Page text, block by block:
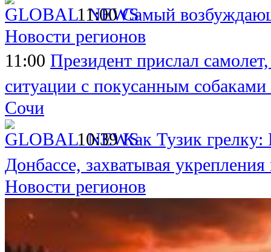
11:00 Самый
Новости регионов
11:00 Президент прислал
ситуации с покусанным
Сочи
10:39 Как Тузик
Донбассе, захватывая
Новости регионов